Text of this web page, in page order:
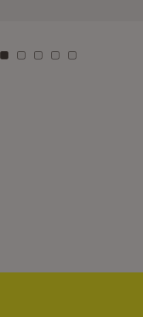
Zu Kachel: 0
Zu Kachel: 3
Zu Kachel: 6
Zu Kachel: 9
Zu Kachel: 12